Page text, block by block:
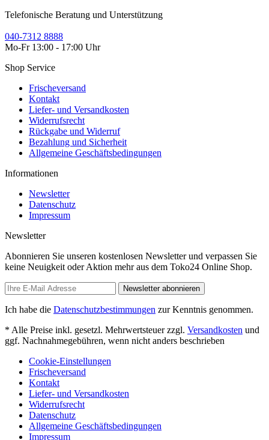
Telefonische Beratung und Unterstützung
040-7312 8888
Mo-Fr 13:00 - 17:00 Uhr
Shop Service
Frischeversand
Kontakt
Liefer- und Versandkosten
Widerrufsrecht
Rückgabe und Widerruf
Bezahlung und Sicherheit
Allgemeine Geschäftsbedingungen
Informationen
Newsletter
Datenschutz
Impressum
Newsletter
Abonnieren Sie unseren kostenlosen Newsletter und verpassen Sie
keine Neuigkeit oder Aktion mehr aus dem Toko24 Online Shop.
Newsletter abonnieren
Ich habe die Datenschutzbestimmungen zur Kenntnis genommen.
* Alle Preise inkl. gesetzl. Mehrwertsteuer zzgl. Versandkosten und
ggf. Nachnahmegebühren, wenn nicht anders beschrieben
Cookie-Einstellungen
Frischeversand
Kontakt
Liefer- und Versandkosten
Widerrufsrecht
Datenschutz
Allgemeine Geschäftsbedingungen
Impressum